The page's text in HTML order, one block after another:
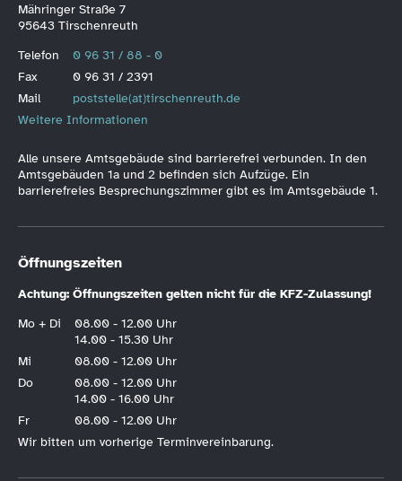
Mähringer Straße 7
95643 Tirschenreuth
Telefon
0 96 31 / 88 - 0
Fax
0 96 31 / 2391
Mail
poststelle(at)tirschenreuth.de
Weitere Informationen
Alle unsere Amtsgebäude sind barrierefrei verbunden. In den
Amtsgebäuden 1a und 2 befinden sich Aufzüge. Ein
barrierefreies Besprechungszimmer gibt es im Amtsgebäude 1.
Öffnungszeiten
Achtung: Öffnungszeiten gelten nicht für die KFZ-Zulassung!
Mo + Di
08.00 - 12.00 Uhr
14.00 - 15.30 Uhr
Mi
08.00 - 12.00 Uhr
Do
08.00 - 12.00 Uhr
14.00 - 16.00 Uhr
Fr
08.00 - 12.00 Uhr
Wir bitten um vorherige Terminvereinbarung.